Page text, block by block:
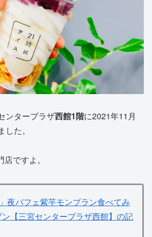
ンタープラザ西館1階に2021年11月
た。
店ですよ。
夜パフェ紫芋モンブラン食べてみ
【三宮センタープラザ西館】の記